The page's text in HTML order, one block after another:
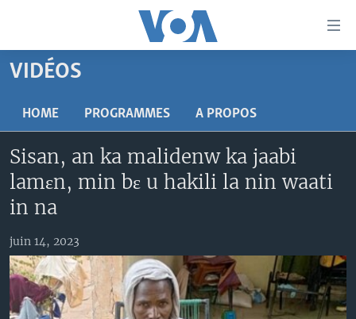
Menu
principal
la
navigation
principale
Retour
recherche
MALI KURA
RADIO
TABALE
AN BA FO!
ÉTATS-UNIS
Learning English
SUIVEZ-NOUS
VIDÉOS
HOME PROGRAMMES A PROPOS
Sisan, an ka malidenw ka jaabi
lamɛn, min bɛ u hakili la nin waati
in na
juin 14, 2023